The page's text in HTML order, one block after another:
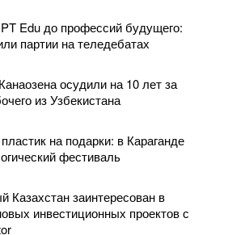
Edu до профессий будущего:
партии на теледебатах
осудили на 10 лет за
из Узбекистана
на подарки: в Караганде
фестиваль
Казахстан заинтересован в
инвестиционных проектов с